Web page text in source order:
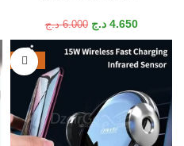
6.000 د.ج 4.650 د.ج
-24%